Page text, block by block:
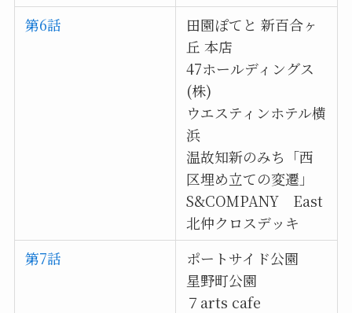
第6話
田園ぽてと 新百合ヶ
丘 本店
47ホールディングス
(株)
ウエスティンホテル横
浜
温故知新のみち「西
区埋め立ての変遷」
S&COMPANY East
北仲クロスデッキ
第7話
ポートサイド公園
星野町公園
７arts cafe